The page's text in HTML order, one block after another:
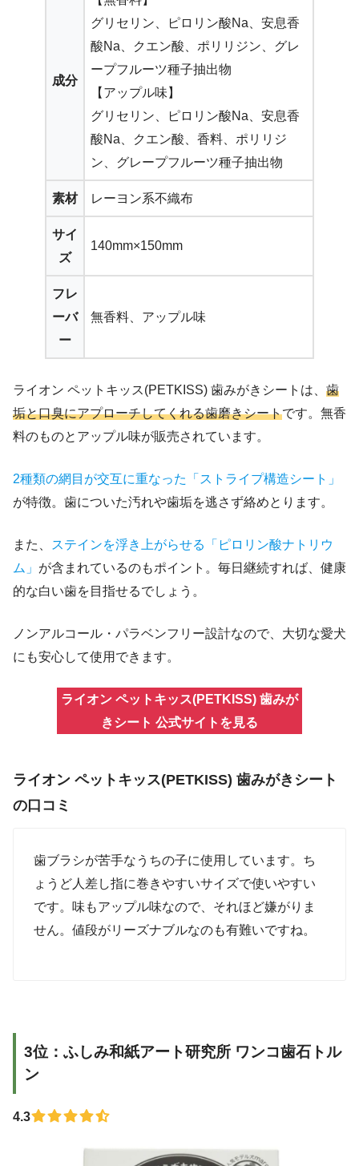
成分
グリセリン、ピロリン酸Na、安息香
酸Na、クエン酸、ポリリジン、グレ
ープフルーツ種子抽出物
【アップル味】
グリセリン、ピロリン酸Na、安息香
酸Na、クエン酸、香料、ポリリジ
ン、グレープフルーツ種子抽出物
素材 レーヨン系不織布
サイ
ズ
140mm×150mm
フレ
ーバ
ー
無香料、アップル味
ライオン ペットキッス(PETKISS) 歯みがきシートは、 歯
垢と口臭にアプローチしてくれる歯磨きシートです。無香
料のものとアップル味が販売されています。
2種類の網目が交互に重なった「ストライプ構造シート」
が特徴。歯についた汚れや歯垢を逃さず絡めとります。
また、
ステインを浮き上がらせる「ピロリン酸ナトリウ
ム」 が含まれているのもポイント。毎日継続すれば、健康
的な白い歯を目指せるでしょう。
ノンアルコール・パラベンフリー設計なので、大切な愛犬
にも安心して使用できます。
ライオン ペットキッス(PETKISS) 歯みが
きシート 公式サイトを見る
ライオン ペットキッス(PETKISS) 歯みがきシート
の口コミ
歯ブラシが苦手なうちの子に使用しています。ち
ょうど人差し指に巻きやすいサイズで使いやすい
です。味もアップル味なので、それほど嫌がりま
せん。値段がリーズナブルなのも有難いですね。
3位：ふしみ和紙アート研究所 ワンコ歯石トル
ン
4.3